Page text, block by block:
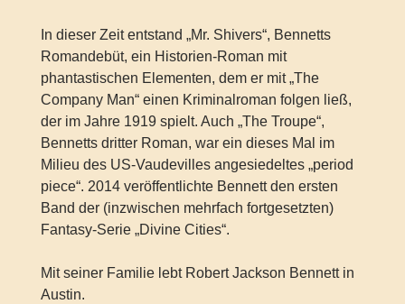
In dieser Zeit entstand „Mr. Shivers“, Bennetts
Romandebüt, ein Historien-Roman mit
phantastischen Elementen, dem er mit „The
Company Man“ einen Kriminalroman folgen ließ,
der im Jahre 1919 spielt. Auch „The Troupe“,
Bennetts dritter Roman, war ein dieses Mal im
Milieu des US-Vaudevilles angesiedeltes „period
piece“. 2014 veröffentlichte Bennett den ersten
Band der (inzwischen mehrfach fortgesetzten)
Fantasy-Serie „Divine Cities“.
Mit seiner Familie lebt Robert Jackson Bennett in
Austin.